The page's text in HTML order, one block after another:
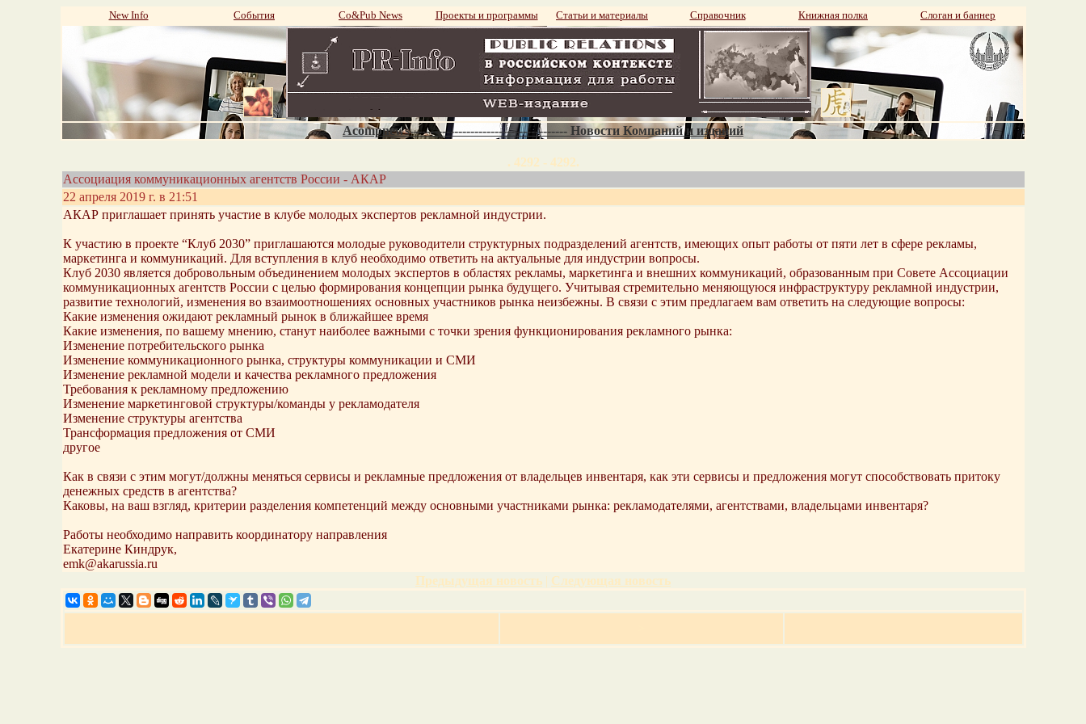
New Info События Со&Pub News Проекты и программы Статьи и материалы Справочник Книжная полка Слоган и баннер
Acompnews--------------------------------------- Новости Компаний и изданий
. 4292 - 4292.
Ассоциация коммуникационных агентств России - АКАР
22 апреля 2019 г. в 21:51
АКАР приглашает принять участие в клубе молодых экспертов рекламной индустрии.
К участию в проекте “Клуб 2030” приглашаются молодые руководители структурных подразделений агентств, имеющих опыт работы от пяти лет в сфере рекламы,
маркетинга и коммуникаций. Для вступления в клуб необходимо ответить на актуальные для индустрии вопросы.
Клуб 2030 является добровольным объединением молодых экспертов в областях рекламы, маркетинга и внешних коммуникаций, образованным при Совете Ассоциации
коммуникационных агентств России с целью формирования концепции рынка будущего. Учитывая стремительно меняющуюся инфраструктуру рекламной индустрии,
развитие технологий, изменения во взаимоотношениях основных участников рынка неизбежны. В связи с этим предлагаем вам ответить на следующие вопросы:
Какие изменения ожидают рекламный рынок в ближайшее время
Какие изменения, по вашему мнению, станут наиболее важными с точки зрения функционирования рекламного рынка:
Изменение потребительского рынка
Изменение коммуникационного рынка, структуры коммуникации и СМИ
Изменение рекламной модели и качества рекламного предложения
Требования к рекламному предложению
Изменение маркетинговой структуры/команды у рекламодателя
Изменение структуры агентства
Трансформация предложения от СМИ
другое
Как в связи с этим могут/должны меняться сервисы и рекламные предложения от владельцев инвентаря, как эти сервисы и предложения могут способствовать притоку
денежных средств в агентства?
Каковы, на ваш взгляд, критерии разделения компетенций между основными участниками рынка: рекламодателями, агентствами, владельцами инвентаря?
Работы необходимо направить координатору направления
Екатерине Киндрук,
emk@akarussia.ru
Предыдущая новость | Следующая новость